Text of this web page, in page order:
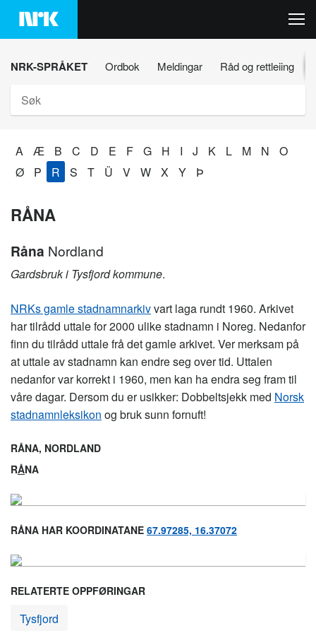
Hopp
innhaldet
NRK-SPRÅKET Ordbok Meldingar Råd og rettleiing
A Æ B C D E F G H I J K L M N
O
Ø
P R S T Ü V W X Y Þ
RÅNA
Råna Nordland
Gardsbruk i Tysfjord kommune.
NRKs gamle stadnamnarkivvart laga rundt 1960. Arkivet
har tilrådd uttale for 2000 ulike stadnamn i Noreg. Nedanfor
finn du tilrådd uttale frå det gamle arkivet. Ver merksam på
at uttale av stadnamn kan endre seg over tid. Uttalen
nedanfor var korrekt i 1960, men kan ha endra seg fram til
våre dagar. Dersom du er usikker: Dobbeltsjekk med Norsk
stadnamnleksikon og bruk sunn fornuft!
RÅNA, NORDLAND
RÅNA
RÅNA HAR KOORDINATANE 67.97285, 16.37072
RELATERTE OPPFØRINGAR
Tysfjord